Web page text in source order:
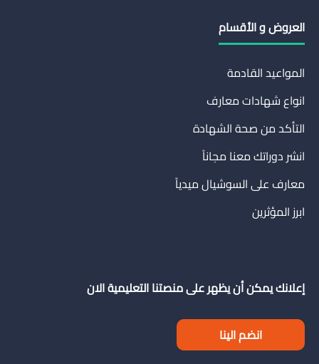
العروض و الأقسام
المواعيد القادمة
انواع شهادات معارف
التأكد من صحة الشهادة
انشر دوراتك معنا مجاناً
معارف على السوشيال ميدياً
ابرز المؤثرين
إعلانك يمكن أن يظهر على منصتنا التعليمية الان
انضم الينا